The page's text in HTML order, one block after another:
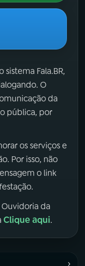
Fala.BR,
O
da
pública, por
os serviços e
Por isso, não
o link
da
Clique aqui.